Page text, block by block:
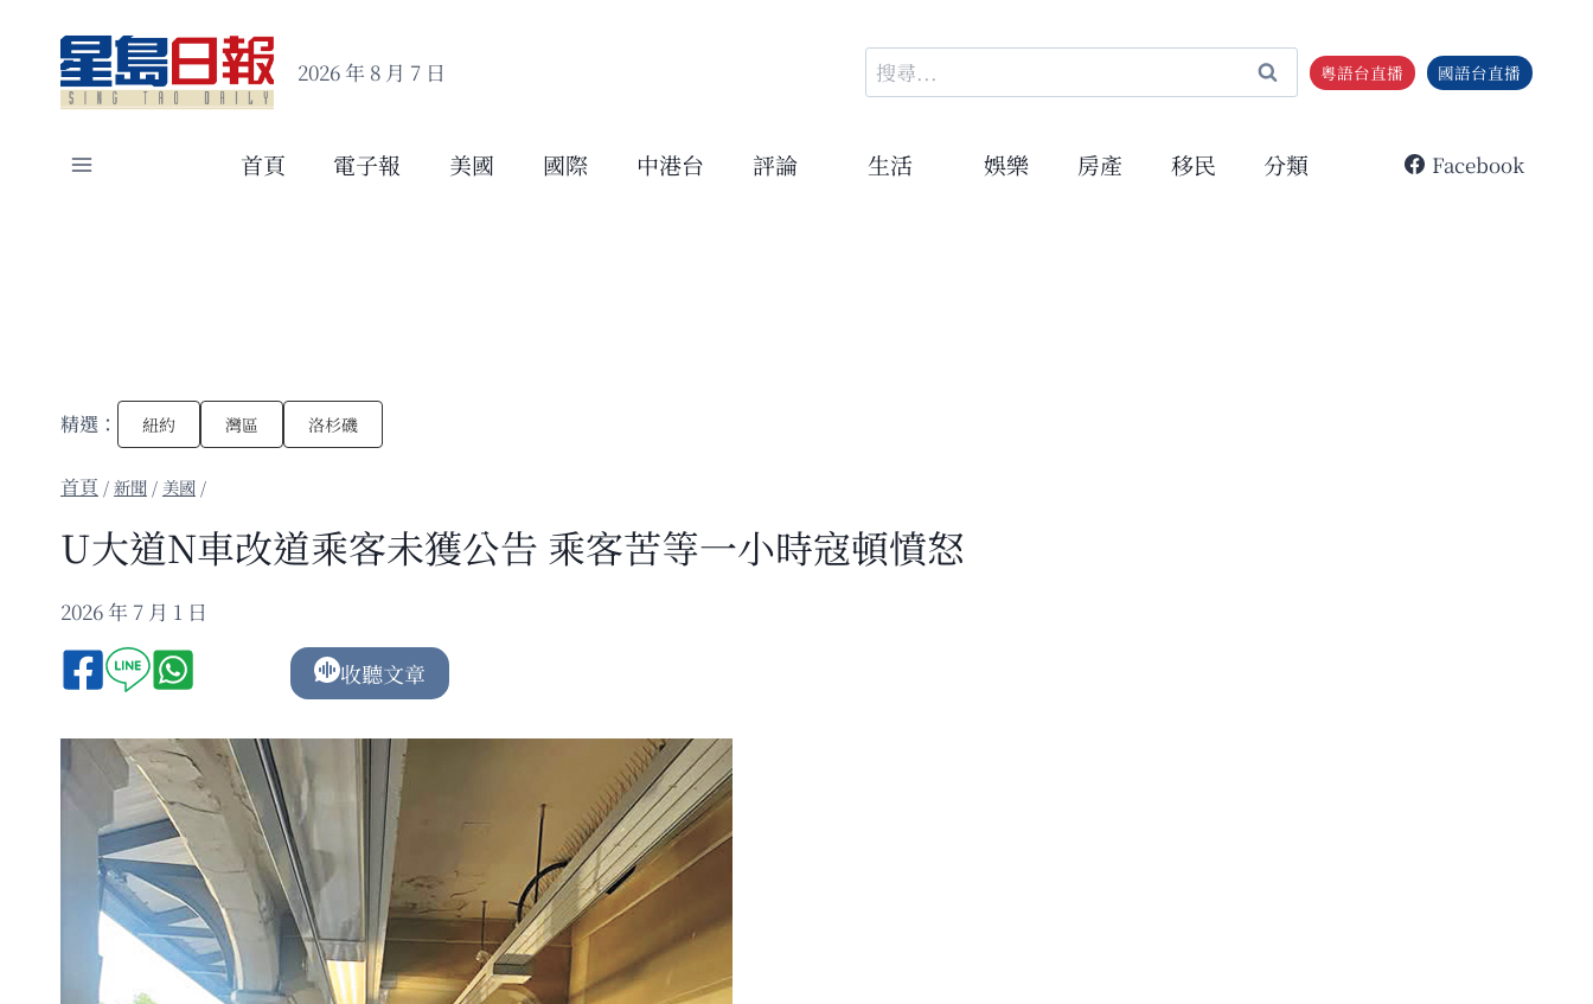
content
2026 年 8 月 7 日
搜
尋
鍵
粵語台直播 國語台直播
首頁 電子報 美國 國際 中港台 評論 生活 娛樂 房產 移民 分類 Facebook
精選： 紐約 灣區 洛杉磯
/新聞 / 美國 /
U大道N車改道乘客未獲公告 乘客苦等一小時寇頓憤怒
2026 年 7 月 1 日
收聽文章